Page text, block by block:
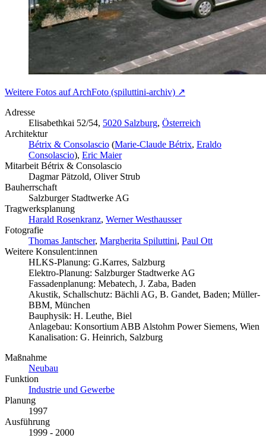
Weitere Fotos auf ArchFoto (spiluttini-archiv) ↗
Adresse
Elisabethkai 52/54, 5020 Salzburg, Österreich
Architektur
Bétrix & Consolascio (Marie-Claude Bétrix, Eraldo
Consolascio), Eric Maier
Mitarbeit Bétrix & Consolascio
Dagmar Pätzold, Oliver Strub
Bauherrschaft
Salzburger Stadtwerke AG
Tragwerksplanung
Harald Rosenkranz, Werner Westhausser
Fotografie
Thomas Jantscher, Margherita Spiluttini, Paul Ott
Weitere Konsulent:innen
HLKS-Planung: G.Karres, Salzburg
Elektro-Planung: Salzburger Stadtwerke AG
Fassadenplanung: Mebatech, J. Zaba, Baden
Akustik, Schallschutz: Bächli AG, B. Gandet, Baden; Müller-
BBM, München
Bauphysik: H. Leuthe, Biel
Anlagebau: Konsortium ABB Alstohm Power Siemens, Wien
Kanalisation: G. Heinrich, Salzburg
Maßnahme
Neubau
Funktion
Industrie und Gewerbe
Planung
1997
Ausführung
1999 - 2000